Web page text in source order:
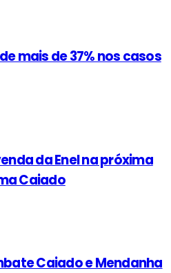
mais de 37% nos casos
da Enel na próxima
Caiado
Caiado e Mendanha